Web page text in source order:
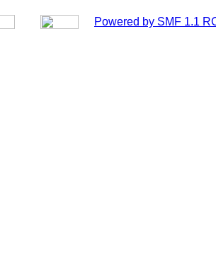
Powered by SMF 1.1